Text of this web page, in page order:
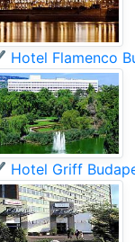
Flamenco
Griff